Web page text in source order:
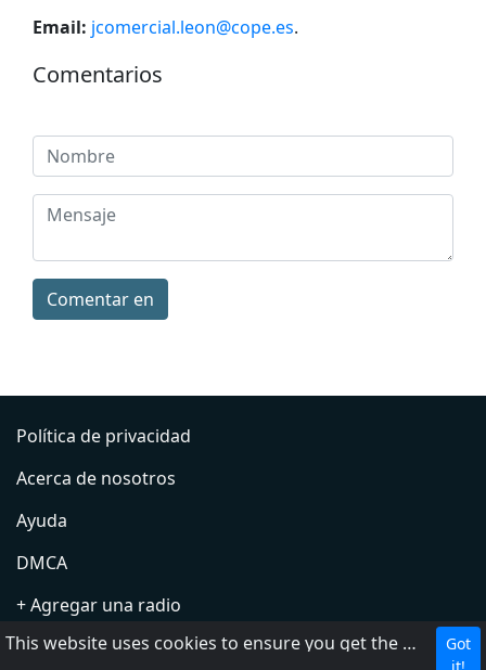
Email: jcomercial.leon@cope.es.
Comentarios
Comentar en
Política de privacidad
Acerca de nosotros
Ayuda
DMCA
+ Agregar una radio
Contacto
This website uses cookies to ensure you get the best experience on our website.
Got